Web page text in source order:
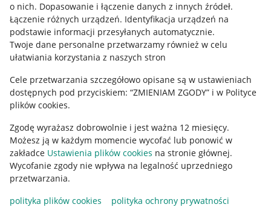
o nich. Dopasowanie i łączenie danych z innych źródeł.
Łączenie różnych urządzeń. Identyfikacja urządzeń na
podstawie informacji przesyłanych automatycznie.
Twoje dane personalne przetwarzamy również w celu
ułatwiania korzystania z naszych stron
Cele przetwarzania szczegółowo opisane są w ustawieniach
dostępnych pod przyciskiem: “ZMIENIAM ZGODY” i w Polityce
plików cookies.
Zgodę wyrażasz dobrowolnie i jest ważna 12 miesięcy.
Możesz ją w każdym momencie wycofać lub ponowić w
zakładce Ustawienia plików cookies na stronie głównej.
Wycofanie zgody nie wpływa na legalność uprzedniego
przetwarzania.
polityka plików cookies
polityka ochrony prywatności
Regulamin
Polityka plików "cookies"
Ustawienia plików "cookies"
Udostępnianie lokalizacji
Informacje dla Aktu o Usługach Cyfrowych
Pobierz aplikację